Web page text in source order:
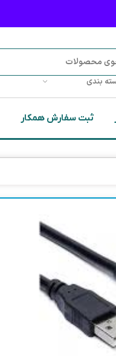
بندی
ثبت سفارش همکار